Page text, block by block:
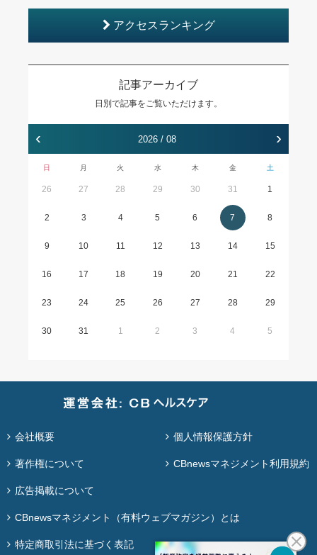
アクセスランキング
記事アーカイブ
日別で記事をご覧いただけます。
‹ 2026 / 08 ›
日 月 火 水 木 金 土
26 27 28 29 30 31 1
2 3 4 5 6 7 8
9 10 11 12 13 14 15
16 17 18 19 20 21 22
23 24 25 26 27 28 29
30 31 1 2 3 4 5
会社概要 個人情報保護方針
著作権について CBnewsマネジメント利用規約
広告掲載について
CBnewsマネジメント（有料ウェブマガジン）とは
特定商取引法に基づく表記